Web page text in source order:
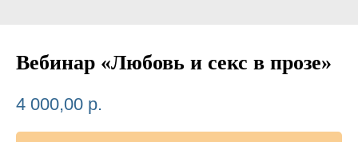
Вебинар «Любовь и секс в прозе»
4 000,00 р.